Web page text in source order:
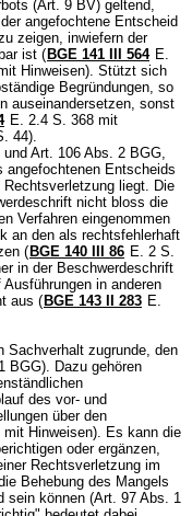
(Art. 9 BV) geltend,
angefochtene Entscheid
zeigen, inwiefern der
ist ( BGE 141 III 564 E.
Hinweisen). Stützt sich
Begründungen, so
auseinandersetzen, sonst
E. 2.4 S. 368 mit
44).
Art. 106 Abs. 2 BGG,
angefochtenen Entscheids
liegt. Die
nicht bloss die
Verfahren eingenommen
an den als rechtsfehlerhaft
( BGE 140 III 86 E. 2 S.
in der Beschwerdeschrift
in anderen
aus ( BGE 143 II 283 E.
Sachverhalt zugrunde, den
BGG). Dazu gehören
des vor- und
über den
mit Hinweisen). Es kann die
oder ergänzen,
Rechtsverletzung im
Behebung des Mangels
sein können (Art. 97 Abs. 1